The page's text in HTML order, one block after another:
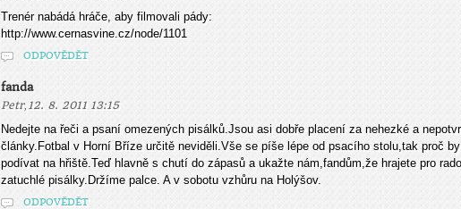
Trenér nabádá hráče, aby filmovali pády:
http://www.cernasvine.cz/node/1101
ODPOVĚDĚT
fanda
Petr, 12. 8. 2011 13:15
Nedejte na řeči a psaní omezených pisálků.Jsou asi dobře placení za nehezké a
články.Fotbal v Horní Bříze určitě neviděli.Vše se píše lépe od psacího stolu,tak proč
podívat na hřiště.Teď hlavně s chutí do zápasů a ukažte nám,fandům,že hrajete pro
zatuchlé pisálky.Držíme palce. A v sobotu vzhůru na Holýšov.
ODPOVĚDĚT